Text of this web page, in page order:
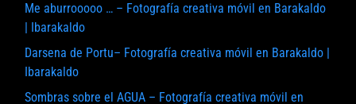
Me aburrooooo … – Fotografía creativa móvil en Barakaldo
| Ibarakaldo
Darsena de Portu– Fotografía creativa móvil en Barakaldo |
Ibarakaldo
Sombras sobre el AGUA – Fotografía creativa móvil en